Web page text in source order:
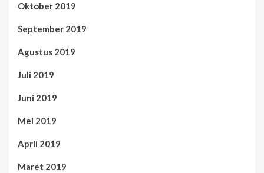
Oktober 2019
September 2019
Agustus 2019
Juli 2019
Juni 2019
Mei 2019
April 2019
Maret 2019